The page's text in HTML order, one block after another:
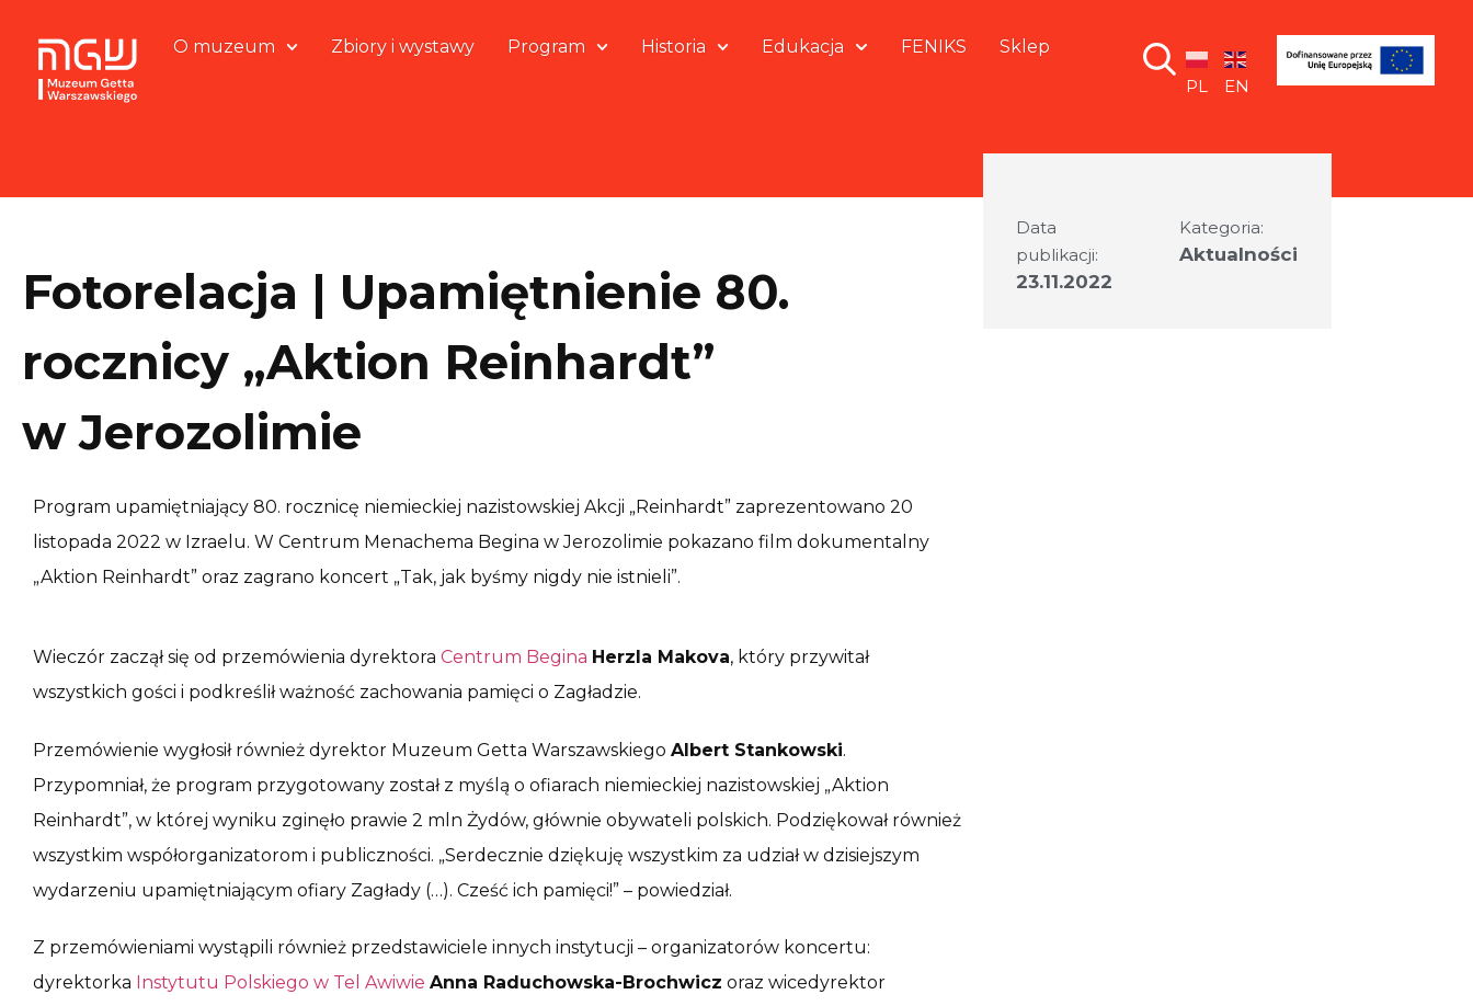
O muzeum Zbiory i wystawy Program Historia Edukacja FENIKS
Sklep
PL
EN
Fotorelacja | Upamiętnienie 80.
rocznicy „Aktion Reinhardt”
w Jerozolimie
Program upamiętniający 80. rocznicę niemieckiej nazistowskiej Akcji „Reinhardt” zaprezentowano 20
listopada 2022 w Izraelu. W Centrum Menachema Begina w Jerozolimie pokazano film dokumentalny
„Aktion Reinhardt” oraz zagrano koncert „Tak, jak byśmy nigdy nie istnieli”.
Wieczór zaczął się od przemówienia dyrektora Centrum Begina Herzla Makova, który przywitał
wszystkich gości i podkreślił ważność zachowania pamięci o Zagładzie.
Przemówienie wygłosił również dyrektor Muzeum Getta Warszawskiego Albert Stankowski.
Przypomniał, że program przygotowany został z myślą o ofiarach niemieckiej nazistowskiej „Aktion
Reinhardt”, w której wyniku zginęło prawie 2 mln Żydów, głównie obywateli polskich. Podziękował również
wszystkim współorganizatorom i publiczności. „Serdecznie dziękuję wszystkim za udział w dzisiejszym
wydarzeniu upamiętniającym ofiary Zagłady (…). Cześć ich pamięci!” – powiedział.
Z przemówieniami wystąpili również przedstawiciele innych instytucji – organizatorów koncertu:
dyrektorka Instytutu Polskiego w Tel Awiwie Anna Raduchowska-Brochwicz oraz wicedyrektor
Data
publikacji:
23.11.2022
Kategoria:
Aktualności